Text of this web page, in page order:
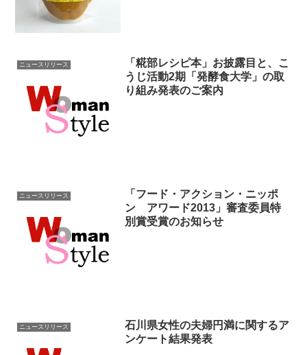
ニュースリリース
「糀部レシピ本」お披露目と、こ
うじ活動2期「発酵食大学」の取
り組み発表のご案内
ニュースリリース
「フード・アクション・ニッポ
ン アワード2013」審査委員特
別賞受賞のお知らせ
ニュースリリース
石川県女性の夫婦円満に関するア
ンケート結果発表